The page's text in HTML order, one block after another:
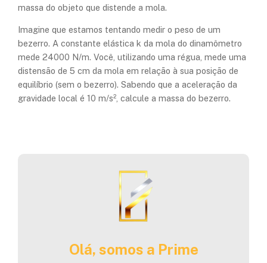
massa do objeto que distende a mola.
Imagine que estamos tentando medir o peso de um
bezerro. A constante elástica k da mola do dinamômetro
mede 24000 N/m. Você, utilizando uma régua, mede uma
distensão de 5 cm da mola em relação à sua posição de
equilíbrio (sem o bezerro). Sabendo que a aceleração da
gravidade local é 10 m/s², calcule a massa do bezerro.
Olá, somos a Prime